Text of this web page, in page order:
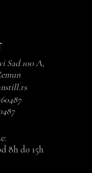
Sad 100 A,
8h do 15h